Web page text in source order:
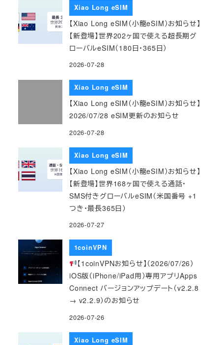
Xiao Long eSIM
【Xiao Long eSIM（小龍eSIM）お知らせ】
【新登場】世界202ヶ国で使える超長期グ
ローバルeSIM（180日・365日）
2026-07-28
Xiao Long eSIM
【Xiao Long eSIM（小龍eSIM）お知らせ】
2026/07/28 eSIM更新のお知らせ
2026-07-28
Xiao Long eSIM
【Xiao Long eSIM（小龍eSIM）お知らせ】
【新登場】世界168ヶ国で使える通話・
SMS付きグローバルeSIM（米国番号 +1
つき・最長365日）
2026-07-27
1coinVPN
【1coinVPNお知らせ】（2026/07/26）
iOS版（iPhone/iPad用）専用アプリApps
Connect バージョンアップデート（v2.2.8
→ v2.2.9）のお知らせ
2026-07-26
Xiao Long eSIM